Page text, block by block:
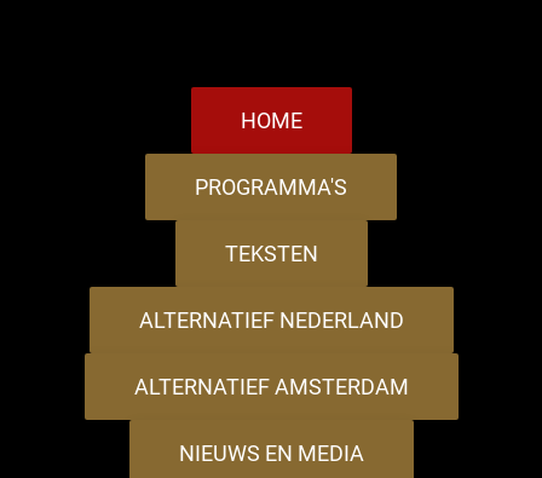
HOME
PROGRAMMA'S
TEKSTEN
ALTERNATIEF NEDERLAND
ALTERNATIEF AMSTERDAM
NIEUWS EN MEDIA